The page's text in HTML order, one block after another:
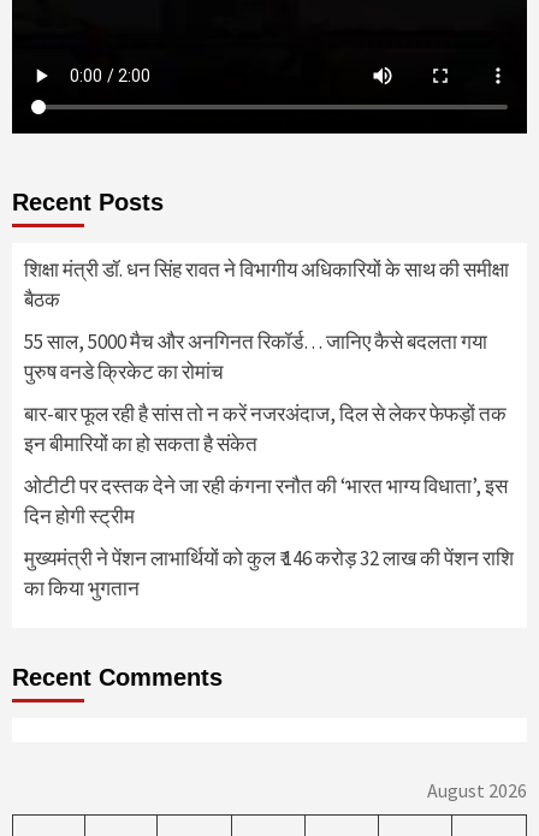
Recent Posts
शिक्षा मंत्री डॉ. धन सिंह रावत ने विभागीय अधिकारियों के साथ की समीक्षा
बैठक
55 साल, 5000 मैच और अनगिनत रिकॉर्ड… जानिए कैसे बदलता गया
पुरुष वनडे क्रिकेट का रोमांच
बार-बार फूल रही है सांस तो न करें नजरअंदाज, दिल से लेकर फेफड़ों तक
इन बीमारियों का हो सकता है संकेत
ओटीटी पर दस्तक देने जा रही कंगना रनौत की ‘भारत भाग्य विधाता’, इस
दिन होगी स्ट्रीम
मुख्यमंत्री ने पेंशन लाभार्थियों को कुल ₹ 146 करोड़ 32 लाख की पेंशन राशि
का किया भुगतान
Recent Comments
August 2026